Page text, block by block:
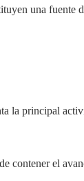
una fuente
la principal
contener el